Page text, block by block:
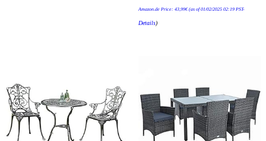
Amazon.de Price: 43,99€(as of 01/02/2025 02:19 PST-
Details)